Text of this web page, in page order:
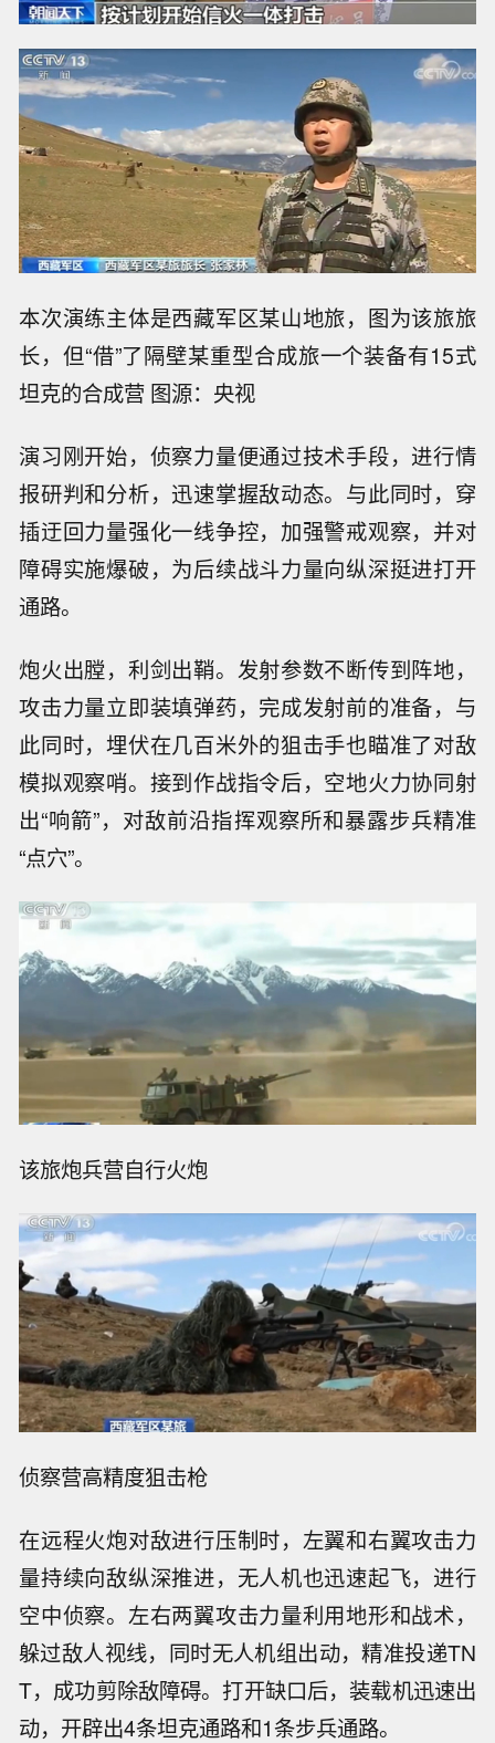
本次演练主体是西藏军区某山地旅，图为该旅旅
长，但“借”了隔壁某重型合成旅一个装备有15式
坦克的合成营 图源：央视
演习刚开始，侦察力量便通过技术手段，进行情
报研判和分析，迅速掌握敌动态。与此同时，穿
插迂回力量强化一线争控，加强警戒观察，并对
障碍实施爆破，为后续战斗力量向纵深挺进打开
通路。
炮火出膛，利剑出鞘。发射参数不断传到阵地，
攻击力量立即装填弹药，完成发射前的准备，与
此同时，埋伏在几百米外的狙击手也瞄准了对敌
模拟观察哨。接到作战指令后，空地火力协同射
出“响箭”，对敌前沿指挥观察所和暴露步兵精准
“点穴”。
该旅炮兵营自行火炮
侦察营高精度狙击枪
在远程火炮对敌进行压制时，左翼和右翼攻击力
量持续向敌纵深推进，无人机也迅速起飞，进行
空中侦察。左右两翼攻击力量利用地形和战术，
躲过敌人视线，同时无人机组出动，精准投递TN
T，成功剪除敌障碍。打开缺口后，装载机迅速出
动，开辟出4条坦克通路和1条步兵通路。